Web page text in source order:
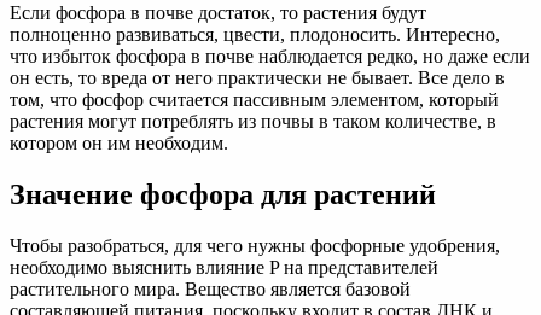
Если фосфора в почве достаток, то растения будут
полноценно развиваться, цвести, плодоносить. Интересно,
что избыток фосфора в почве наблюдается редко, но даже если
он есть, то вреда от него практически не бывает. Все дело в
том, что фосфор считается пассивным элементом, который
растения могут потреблять из почвы в таком количестве, в
котором он им необходим.
Значение фосфора для растений
Чтобы разобраться, для чего нужны фосфорные удобрения,
необходимо выяснить влияние P на представителей
растительного мира. Вещество является базовой
составляющей питания, поскольку входит в состав ДНК и